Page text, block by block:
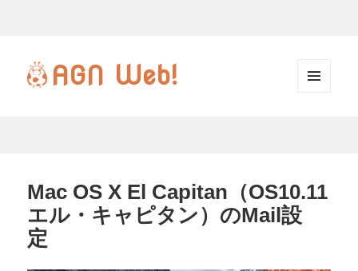
AGN Web!
ェッ
Mac OS X El Capitan（OS10.11
エル・キャピタン）のMail設
定